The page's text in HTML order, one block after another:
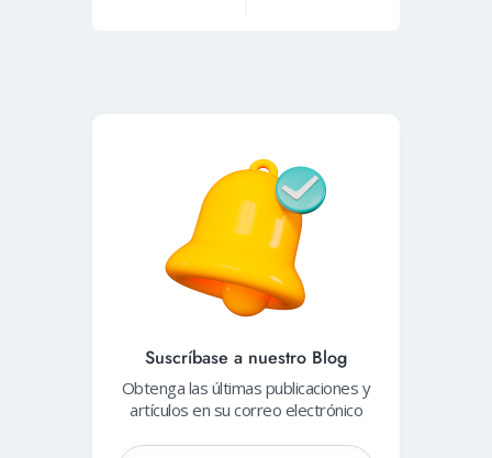
Suscríbase a nuestro Blog
Obtenga las últimas publicaciones y
artículos en su correo electrónico